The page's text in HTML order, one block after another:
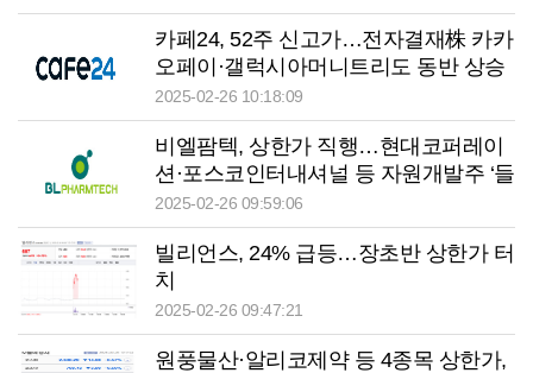
카페24, 52주 신고가…전자결재株 카카
오페이·갤럭시아머니트리도 동반 상승
2025-02-26 10:18:09
비엘팜텍, 상한가 직행…현대코퍼레이
션·포스코인터내셔널 등 자원개발주 ‘들
썩’
2025-02-26 09:59:06
빌리언스, 24% 급등…장초반 상한가 터
치
2025-02-26 09:47:21
원풍물산·알리코제약 등 4종목 상한가,